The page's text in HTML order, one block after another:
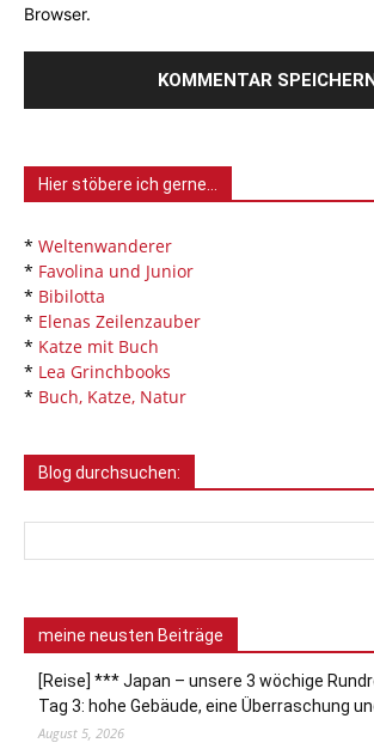
Browser.
Hier stöbere ich gerne…
* Weltenwanderer
* Favolina und Junior
* Bibilotta
* Elenas Zeilenzauber
* Katze mit Buch
* Lea Grinchbooks
* Buch, Katze, Natur
Blog durchsuchen:
meine neusten Beiträge
[Reise] *** Japan – unsere 3 wöchige
Tag 3: hohe Gebäude, eine Überraschung
August 5, 2026